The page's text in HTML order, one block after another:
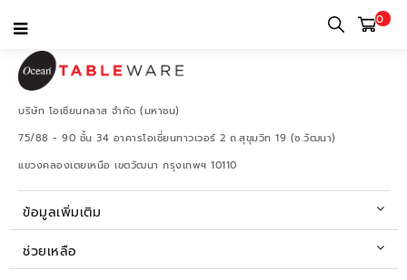
0
บริษัท โอเชียนกลาส จำกัด (มหาชน)
75/88 - 90 ชั้น 34 อาคารโอเชี่ยนทาวเวอร์ 2 ถ.สุขุมวิท 19 (ซ.วัฒนา)
แขวงคลองเตยเหนือ เขตวัฒนา กรุงเทพฯ 10110
ข้อมูลเพิ่มเติม
ช่วยเหลือ